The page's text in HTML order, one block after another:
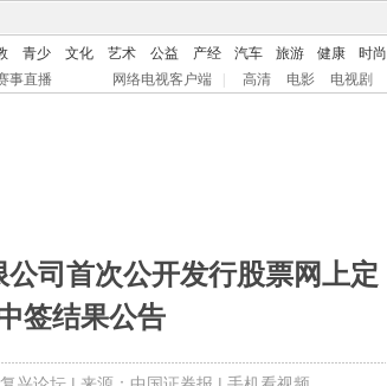
青少 文化 艺术 公益 产经 汽车 旅游 健康 时尚
事直播 网络电视客户端 高清 电影 电视剧
司首次公开发行股票网上定
签结果公告